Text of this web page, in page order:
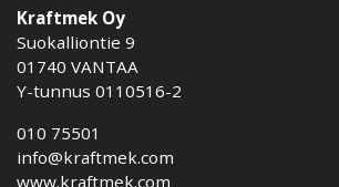
Kraftmek Oy
Suokalliontie 9
01740 VANTAA
Y-tunnus 0110516-2
010 75501
info@kraftmek.com
www.kraftmek.com